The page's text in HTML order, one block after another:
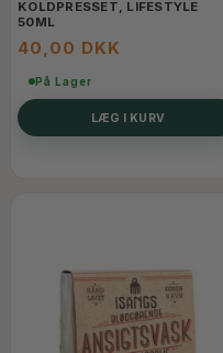
KOLDPRESSET, LIFESTYLE
50ML
40,00 DKK
På Lager
LÆG I KURV